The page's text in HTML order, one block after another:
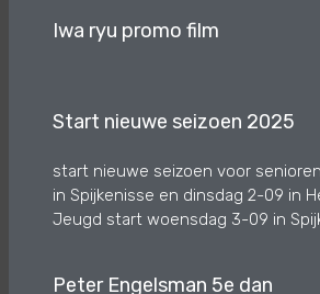
Iwa ryu promo film
Start nieuwe seizoen 2025
start nieuwe seizoen voor
in Spijkenisse en dinsdag 2-09 in
Jeugd start woensdag 3-09 in
Peter Engelsman 5e dan